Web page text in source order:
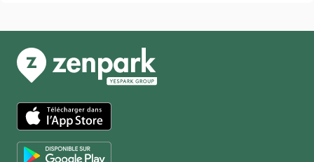
4,7(31 avis)
5,40 € /heure ,48,60 €/jour,
165,24 €/semaine
(tarifs dégressifs)
Paris - Grenelle - Tour Eiffel
App Store